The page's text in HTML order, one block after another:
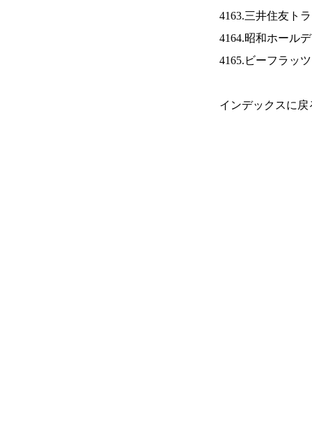
4163.三井住友ト
4164.昭和ホール
4165.ビーフラッ
インデックスに戻